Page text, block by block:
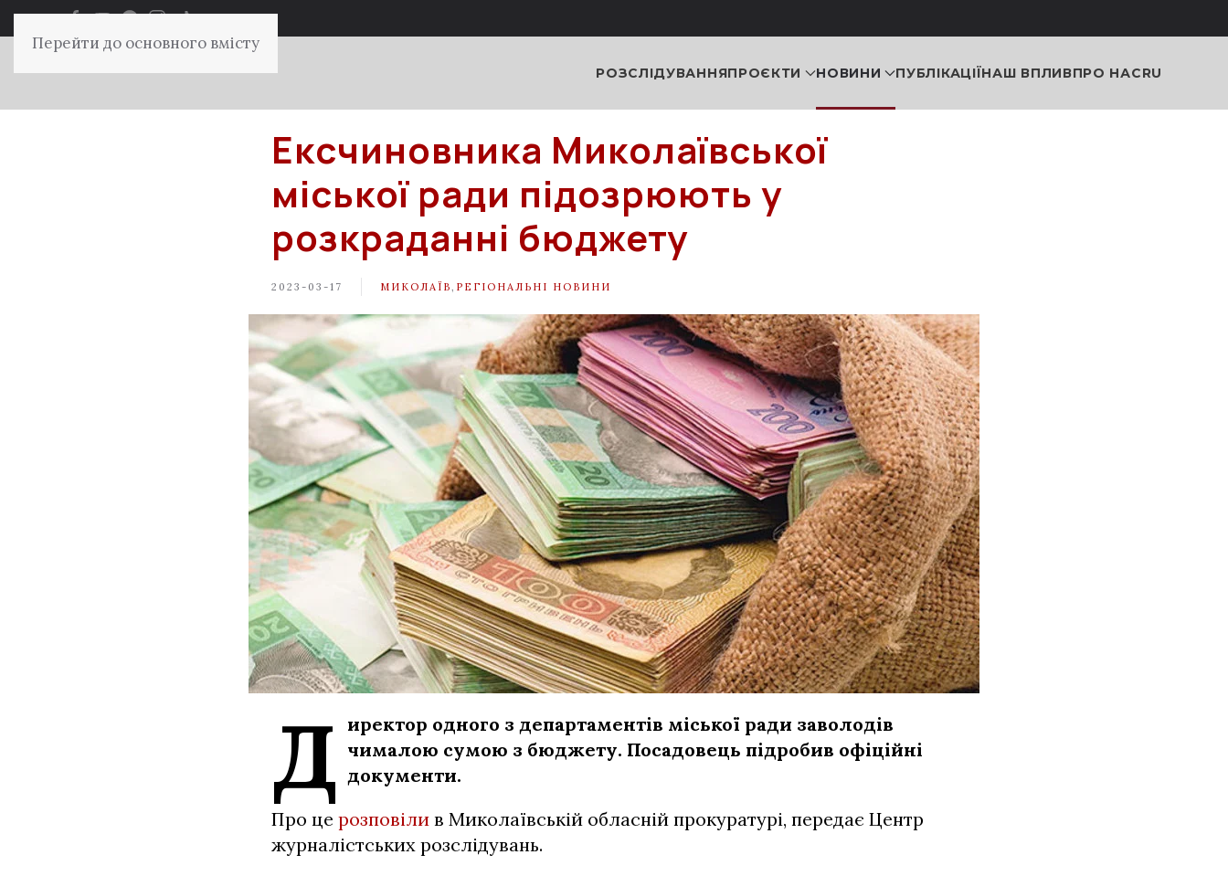
Перейти до основного вмісту
РОЗСЛІДУВАННЯПРОЄКТИ НОВИНИ ПУБЛІКАЦІЇНАШ ВПЛИВПРО НАСRU
Ексчиновника Миколаївської
міської ради підозрюють у
розкраданні бюджету
2023-03-17 МИКОЛАЇВ РЕГІОНАЛЬНІ НОВИНИ
Д иректор одного з департаментів міської ради заволодів
чималою сумою з бюджету. Посадовець підробив офіційні
документи.
Про це розповіли в Миколаївській обласній прокуратурі, передає Центр
журналістських розслідувань.